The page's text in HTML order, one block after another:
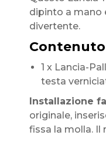
dipinto a mano
divertente.
1 x Lancia-
testa
Installazione
originale,
fissa la molla.